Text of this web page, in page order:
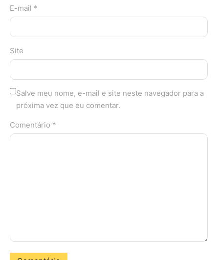
E-mail *
Site
Salve meu nome, e-mail e site neste navegador para a
próxima vez que eu comentar.
Comentário *